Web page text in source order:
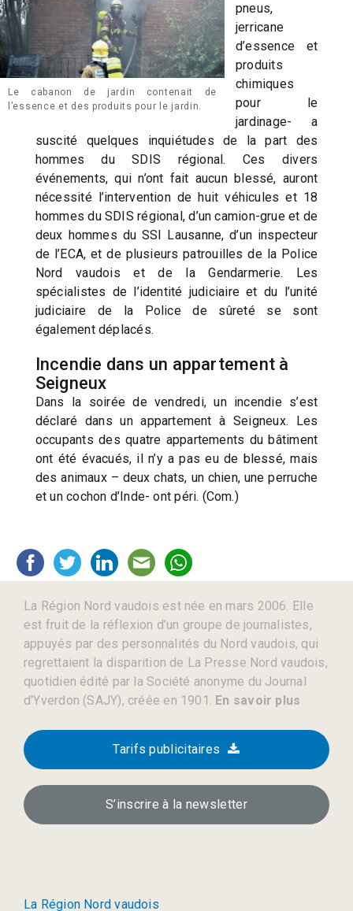
Le cabanon de jardin contenait de
l’essence et des produits pour le jardin.
pneus,
jerricane
d’essence et
produits
chimiques
pour le
jardinage- a
suscité quelques inquiétudes de la part des
hommes du SDIS régional. Ces divers
événements, qui n’ont fait aucun blessé, auront
nécessité l’intervention de huit véhicules et 18
hommes du SDIS régional, d’un camion-grue et de
deux hommes du SSI Lausanne, d’un inspecteur
de l’ECA, et de plusieurs patrouilles de la Police
Nord vaudois et de la Gendarmerie. Les
spécialistes de l’identité judiciaire et du l’unité
judiciaire de la Police de sûreté se sont
également déplacés.
Incendie dans un appartement à
Seigneux
Dans la soirée de vendredi, un incendie s’est
déclaré dans un appartement à Seigneux. Les
occupants des quatre appartements du bâtiment
ont été évacués, il n’y a pas eu de blessé, mais
des animaux – deux chats, un chien, une perruche
et un cochon d’Inde- ont péri. (Com.)
La Région Nord vaudois est née en mars 2006. Elle
est fruit de la réflexion d’un groupe de journalistes,
appuyés par des personnalités du Nord vaudois, qui
regrettaient la disparition de La Presse Nord vaudois,
quotidien édité par la Société anonyme du Journal
d’Yverdon (SAJY), créée en 1901. En savoir plus
Tarifs publicitaires
S’inscrire à la newsletter
La Région Nord vaudois